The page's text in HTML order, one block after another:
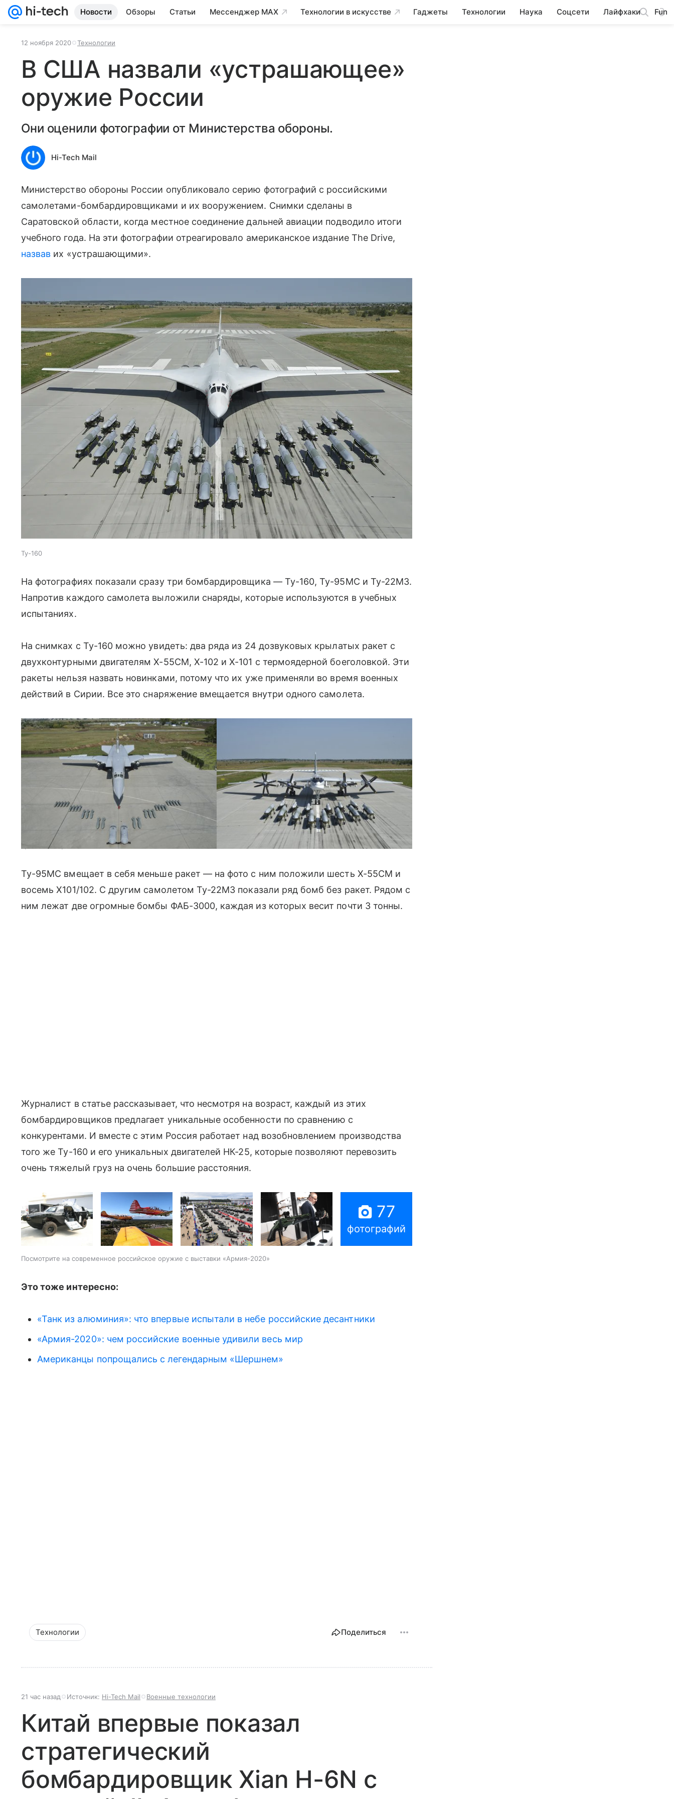
Новости Обзоры Статьи Мессенджер MAX Технологии в искусстве Гаджеты Технологии Наука Соцсети Лайфхаки Fun
12 ноября 2020 Технологии
В США назвали «устрашающее»
оружие России
Они оценили фотографии от Министерства обороны.
Hi-Tech Mail
Министерство обороны России опубликовало серию фотографий с российскими
самолетами-бомбардировщиками и их вооружением. Снимки сделаны в
Саратовской области, когда местное соединение дальней авиации подводило итоги
учебного года. На эти фотографии отреагировало американское издание The Drive,
назвав их «устрашающими».
Ту-160
На фотографиях показали сразу три бомбардировщика — Ту-160, Ту-95МС и Ту-22М3.
Напротив каждого самолета выложили снаряды, которые используются в учебных
испытаниях.
На снимках с Ту-160 можно увидеть: два ряда из 24 дозвуковых крылатых ракет с
двухконтурными двигателям Х-55СМ, Х-102 и Х-101 с термоядерной боеголовкой. Эти
ракеты нельзя назвать новинками, потому что их уже применяли во время военных
действий в Сирии. Все это снаряжение вмещается внутри одного самолета.
Ту-95МС и Ту-22М3
Ту-95МС вмещает в себя меньше ракет — на фото с ним положили шесть Х-55СМ и
восемь Х101/102. С другим самолетом Ту-22М3 показали ряд бомб без ракет. Рядом с
ним лежат две огромные бомбы ФАБ-3000, каждая из которых весит почти 3 тонны.
Журналист в статье рассказывает, что несмотря на возраст, каждый из этих
бомбардировщиков предлагает уникальные особенности по сравнению с
конкурентами. И вместе с этим Россия работает над возобновлением производства
того же Ту-160 и его уникальных двигателей НК-25, которые позволяют перевозить
очень тяжелый груз на очень большие расстояния.
77
фотографий
Посмотрите на современное российское оружие с выставки «Армия-2020»
Это тоже интересно:
«Танк из алюминия»: что впервые испытали в небе российские десантники
«Армия-2020»: чем российские военные удивили весь мир
Американцы попрощались с легендарным «Шершнем»
Технологии Поделиться
21 час назад Источник: Hi-Tech Mail Военные технологии
Китай впервые показал
стратегический
бомбардировщик Xian H-6N с